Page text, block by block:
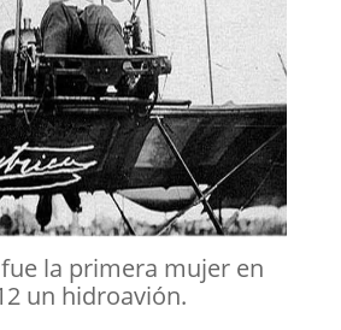
la primera mujer en
un hidroavión.